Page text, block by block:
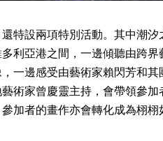
特設兩項特別活動。其中潮
利亞港之間，一邊傾聽由跨
一邊感受由藝術家賴閃芳和
術家曾慶靈主持，會帶領參
加者的畫作亦會轉化成為栩